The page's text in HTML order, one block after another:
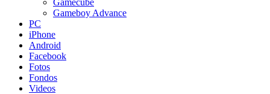
Gamecube
Gameboy Advance
PC
iPhone
Android
Facebook
Fotos
Fondos
Videos